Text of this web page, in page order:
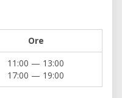
prodotti tipici
Ore
11:00 — 13:00
17:00 — 19:00